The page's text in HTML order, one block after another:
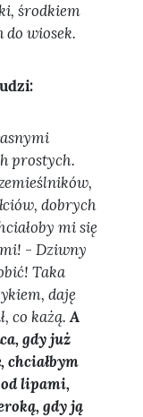
środkiem
do wiosek.
prostych.
dobrych
mi się
- Dziwny
Taka
daję
co każą.A
gdy już
chciałbym
lipami,
gdy ją